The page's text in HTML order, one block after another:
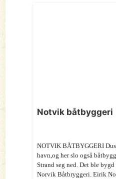
Notvik båtbyggeri
NOTVIK BÅTBYGGERI
havn,og her slo også
Strand seg ned. Det ble
Norvik Båtbryggeri. Eirik